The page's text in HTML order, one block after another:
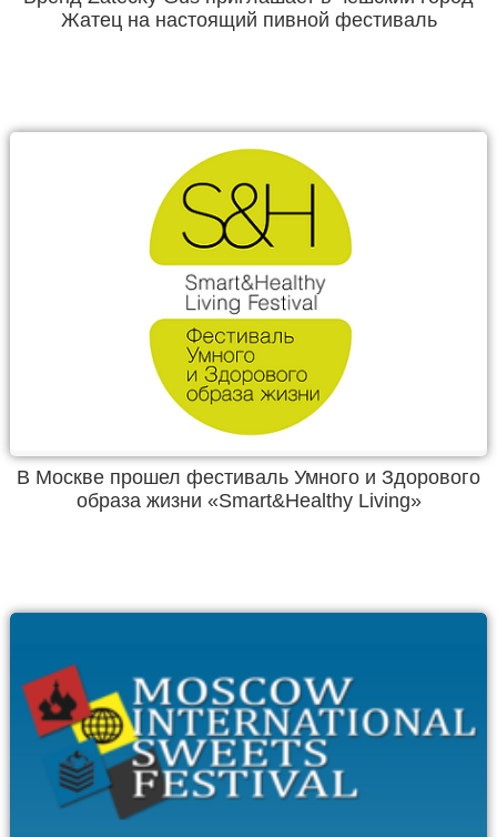
Жатец на настоящий пивной фестиваль
В Москве прошел фестиваль Умного и Здорового
образа жизни «Smart&Healthy Living»